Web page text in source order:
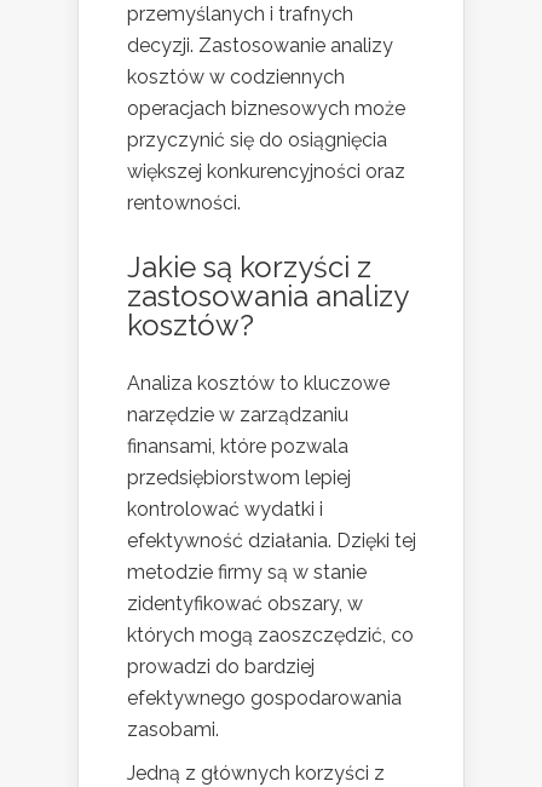
przemyślanych i trafnych
decyzji. Zastosowanie analizy
kosztów w codziennych
operacjach biznesowych może
przyczynić się do osiągnięcia
większej konkurencyjności oraz
rentowności.
Jakie są korzyści z
zastosowania analizy
kosztów?
Analiza kosztów to kluczowe
narzędzie w zarządzaniu
finansami, które pozwala
przedsiębiorstwom lepiej
kontrolować wydatki i
efektywność działania. Dzięki tej
metodzie firmy są w stanie
zidentyfikować obszary, w
których mogą zaoszczędzić, co
prowadzi do bardziej
efektywnego gospodarowania
zasobami.
Jedną z głównych korzyści z